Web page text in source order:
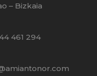
– Bizkaia
461 294